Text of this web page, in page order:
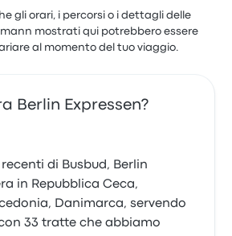
gli orari, i percorsi o i dettagli delle
mostrati qui potrebbero essere
al momento del tuo viaggio.
Berlin Expressen?
di Busbud, Berlin
in Repubblica Ceca,
Danimarca, servendo
33 tratte che abbiamo